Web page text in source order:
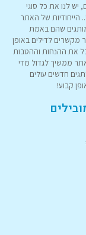
יש לנו את כל סוגי
הייחודיות של האתר
שהם באמת
מקשרים לדילים באופן
את ההנחות וההטבות
ממשיך לגדול מדי
חדשים עולים
קבוע!